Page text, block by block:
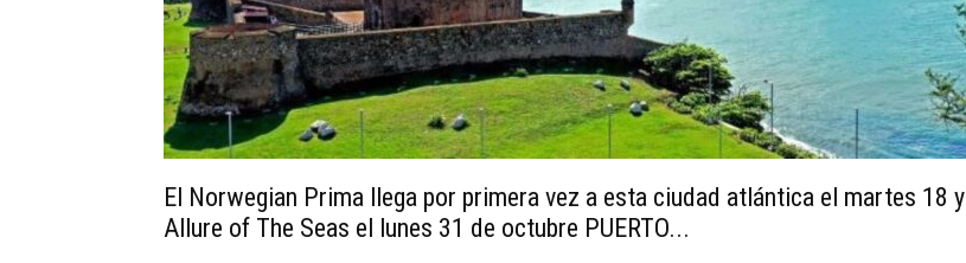
El Norwegian Prima llega por primera vez a esta ciudad atlántica el martes 18 y
Allure of The Seas el lunes 31 de octubre PUERTO...